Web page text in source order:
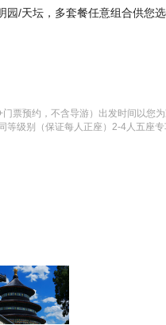
园/天坛，多套餐任意组合供您
票预约，不含导游）出发时间以您
等级别（保证每人正座）2-4人五座